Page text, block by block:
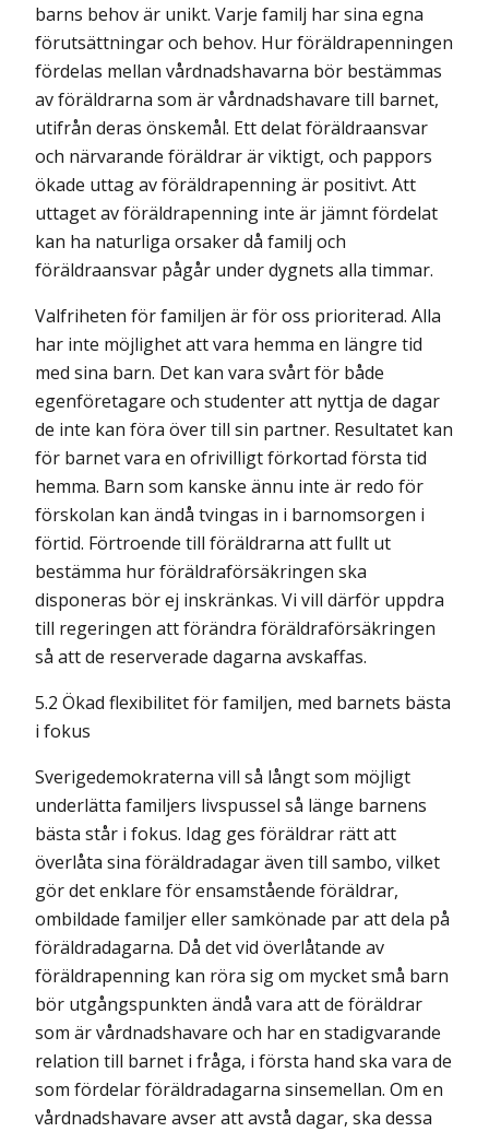
barns behov är unikt. Varje familj har sina egna
förutsättningar och behov. Hur föräldrapenningen
fördelas mellan vårdnads­havarna bör bestämmas
av föräldrarna som är vårdnadshavare till barnet,
utifrån deras önskemål. Ett delat föräldraansvar
och närvarande föräldrar är viktigt, och pappors
ökade uttag av föräldrapenning är positivt. Att
uttaget av föräldrapenning inte är jämnt fördelat
kan ha naturliga orsaker då familj och
föräldraansvar pågår under dygnets alla timmar.
Valfriheten för familjen är för oss prioriterad. Alla
har inte möjlighet att vara hemma en längre tid
med sina barn. Det kan vara svårt för både
egenföretagare och studenter att nyttja de dagar
de inte kan föra över till sin partner. Resultatet kan
för barnet vara en ofrivilligt förkortad första tid
hemma. Barn som kanske ännu inte är redo för
förskolan kan ändå tvingas in i barnomsorgen i
förtid. Förtroende till föräldrarna att fullt ut
bestämma hur föräldraförsäkringen ska
disponeras bör ej inskränkas. Vi vill därför uppdra
till regeringen att förändra föräldraförsäkringen
så att de reserverade dagarna avskaffas.
5.2 Ökad flexibilitet för familjen, med barnets bästa
i fokus
Sverigedemokraterna vill så långt som möjligt
underlätta familjers livspussel så länge barnens
bästa står i fokus. Idag ges föräldrar rätt att
överlåta sina föräldradagar även till sambo, vilket
gör det enklare för ensamstående föräldrar,
ombildade familjer eller sam­könade par att dela på
föräldradagarna. Då det vid överlåtande av
föräldrapenning kan röra sig om mycket små barn
bör utgångspunkten ändå vara att de föräldrar
som är vårdnadshavare och har en stadigvarande
relation till barnet i fråga, i första hand ska vara de
som fördelar föräldradagarna sinsemellan. Om en
vårdnadshavare avser att avstå dagar, ska dessa